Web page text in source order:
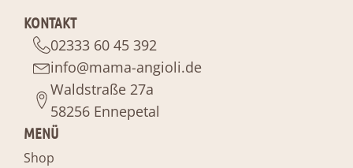
KONTAKT
02333 60 45 392
info@mama-angioli.de
Waldstraße 27a
58256 Ennepetal
MENÜ
Shop